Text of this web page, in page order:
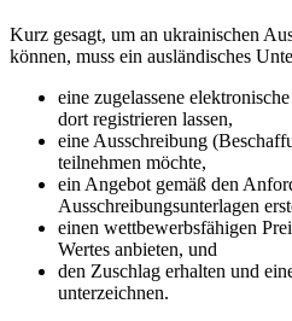
Kurz gesagt, um an ukrainischen
können, muss ein ausländisches
eine zugelassene
dort registrieren lassen,
eine Ausschreibung
teilnehmen möchte,
ein Angebot gemäß den
Ausschreibungsunterlagen
einen wettbewerbsfähigen
Wertes anbieten, und
den Zuschlag erhalten und
unterzeichnen.